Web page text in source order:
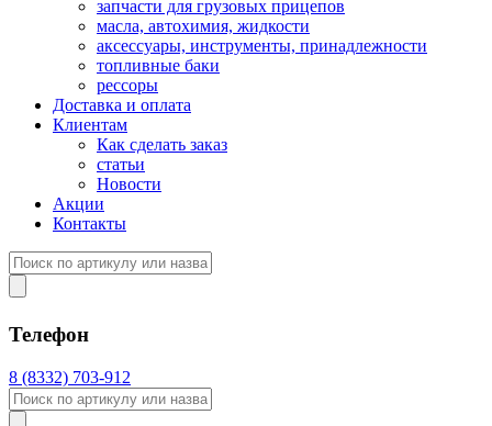
запчасти для грузовых прицепов
масла, автохимия, жидкости
аксессуары, инструменты, принадлежности
топливные баки
рессоры
Доставка и оплата
Клиентам
Как сделать заказ
статьи
Новости
Акции
Контакты
Телефон
8 (8332) 703-912